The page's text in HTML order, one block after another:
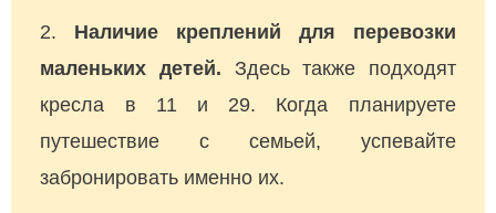
Наличие креплений для перевозки
маленьких детей. Здесь также подходят
кресла в 11 и 29. Когда планируете
путешествие с семьей, успевайте
забронировать именно их.